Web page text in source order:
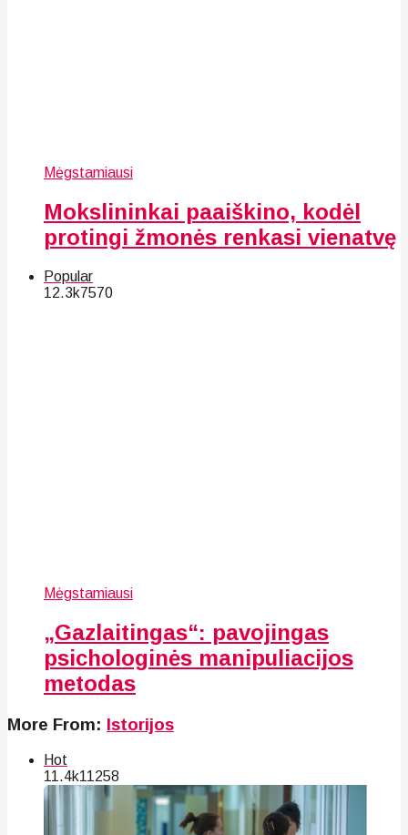
Mėgstamiausi
Mokslininkai paaiškino, kodėl
protingi žmonės renkasi vienatvę
Popular
12.3k7570
Mėgstamiausi
„Gazlaitingas“: pavojingas
psichologinės manipuliacijos
metodas
More From: Istorijos
Hot
11.4k11258